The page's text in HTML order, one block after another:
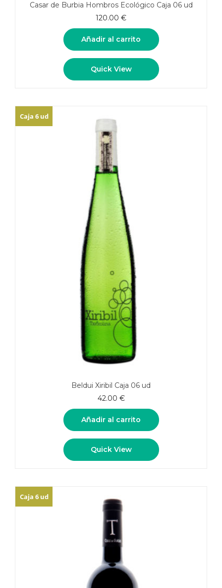
Casar de Burbia Hombros Ecológico Caja 06 ud
120.00 €
Añadir al carrito
Quick View
Caja 6 ud
Beldui Xiribil Caja 06 ud
42.00 €
Añadir al carrito
Quick View
Caja 6 ud